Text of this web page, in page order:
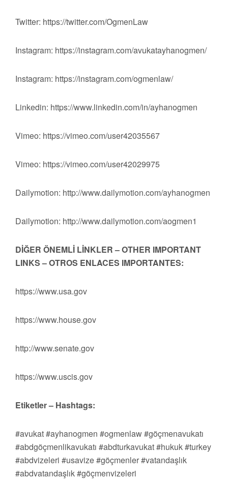
Twitter: https://twitter.com/OgmenLaw
Instagram: https://instagram.com/avukatayhanogmen/
Instagram: https://instagram.com/ogmenlaw/
Linkedin: https://www.linkedin.com/in/ayhanogmen
Vimeo: https://vimeo.com/user42035567
Vimeo: https://vimeo.com/user42029975
Dailymotion: http://www.dailymotion.com/ayhanogmen
Dailymotion: http://www.dailymotion.com/aogmen1
DİĞER ÖNEMLİ LİNKLER – OTHER IMPORTANT
LINKS – OTROS ENLACES IMPORTANTES:
https://www.usa.gov
https://www.house.gov
http://www.senate.gov
https://www.uscis.gov
Etiketler – Hashtags:
#avukat #ayhanogmen #ogmenlaw #göçmenavukatı
#abdgöçmenlikavukatı #abdturkavukat #hukuk #turkey
#abdvizeleri #usavize #göçmenler #vatandaşlık
#abdvatandaşlık #göçmenvizeleri